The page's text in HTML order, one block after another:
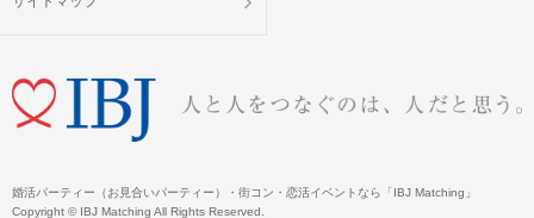
婚活パーティー（お見合いパーティー）・街コン・恋活イベントなら「IBJ Matching」
Copyright © IBJ Matching All Rights Reserved.